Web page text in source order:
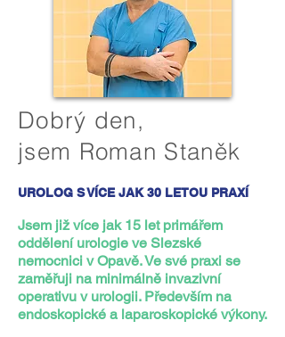
Dobrý den,
jsem Roman Staněk
UROLOG S VÍCE JAK 30 LETOU PRAXÍ
Jsem již více jak 15 let primářem
oddělení urologie ve Slezské
nemocnici v Opavě. Ve své praxi se
zaměřuji na minimálně invazivní
operativu v urologii. Především na
endoskopické a laparoskopické výkony.